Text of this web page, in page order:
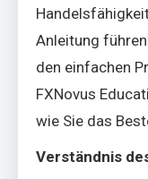
Anleitung
den einfachen
FXNovus
wie Sie das
Verständnis